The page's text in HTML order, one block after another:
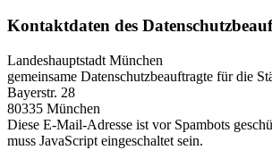
Kontaktdaten des
Landeshauptstadt München
gemeinsame Datenschutzbeauftragte für die
Bayerstr. 28
80335 München
Diese E-Mail-Adresse ist vor Spambots
muss JavaScript eingeschaltet sein.